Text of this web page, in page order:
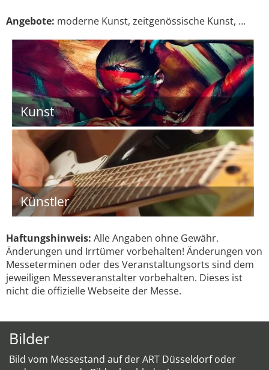
Angebote: moderne Kunst, zeitgenössische Kunst, …
Kunst
Künstler
Haftungshinweis: Alle Angaben ohne Gewähr.
Änderungen und Irrtümer vorbehalten! Änderungen von
Messeterminen oder des Veranstaltungsorts sind dem
jeweiligen Messeveranstalter vorbehalten. Dieses ist
nicht die offizielle Webseite der Messe.
Bilder
Bild vom Messestand auf der ART Düsseldorf oder